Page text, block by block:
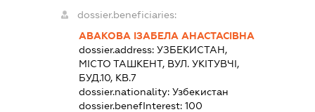
dossier.beneficiaries:
АВАКОВА ІЗАБЕЛА АНАСТАСІВНА
dossier.address: УЗБЕКИСТАН,
МІСТО ТАШКЕНТ, ВУЛ. УКІТУВЧІ,
БУД.10, КВ.7
dossier.nationality: Узбекистан
dossier.benefInterest: 100